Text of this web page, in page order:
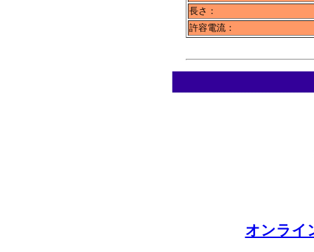
長さ：
許容電流：
オンライ